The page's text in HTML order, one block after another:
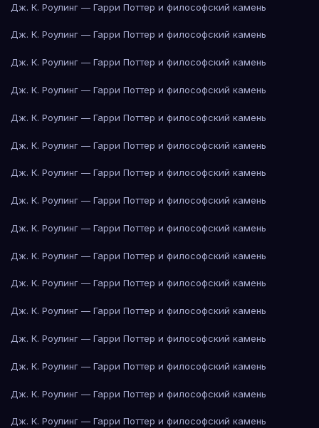
Дж. К. Роулинг — Гарри Поттер и философский камень
Дж. К. Роулинг — Гарри Поттер и философский камень
Дж. К. Роулинг — Гарри Поттер и философский камень
Дж. К. Роулинг — Гарри Поттер и философский камень
Дж. К. Роулинг — Гарри Поттер и философский камень
Дж. К. Роулинг — Гарри Поттер и философский камень
Дж. К. Роулинг — Гарри Поттер и философский камень
Дж. К. Роулинг — Гарри Поттер и философский камень
Дж. К. Роулинг — Гарри Поттер и философский камень
Дж. К. Роулинг — Гарри Поттер и философский камень
Дж. К. Роулинг — Гарри Поттер и философский камень
Дж. К. Роулинг — Гарри Поттер и философский камень
Дж. К. Роулинг — Гарри Поттер и философский камень
Дж. К. Роулинг — Гарри Поттер и философский камень
Дж. К. Роулинг — Гарри Поттер и философский камень
Дж. К. Роулинг — Гарри Поттер и философский камень